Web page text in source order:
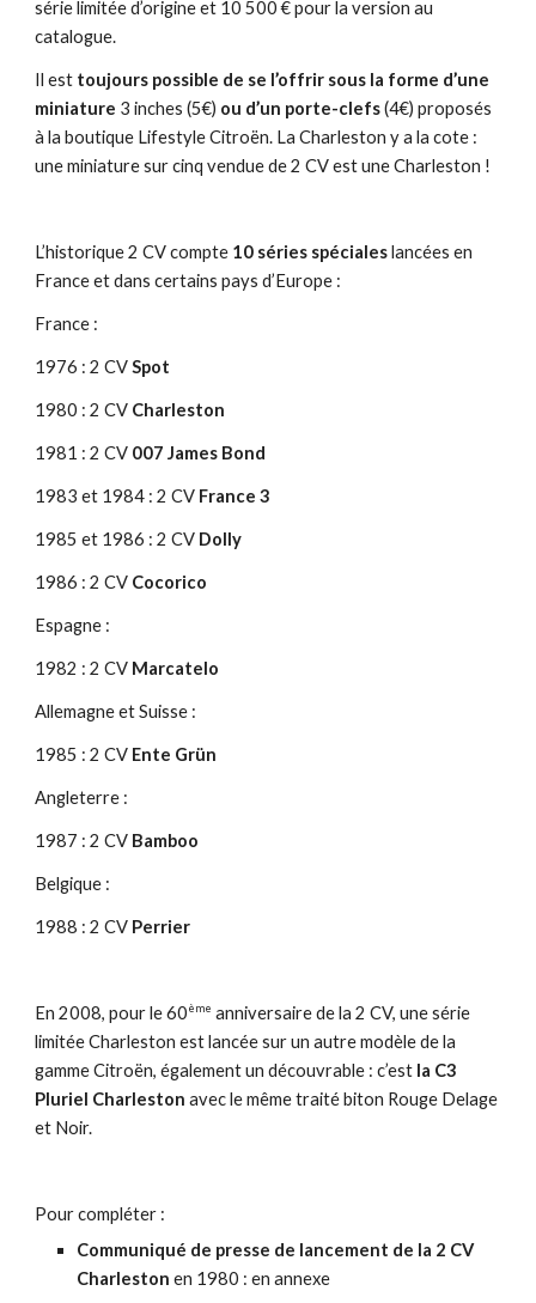
série limitée d’origine et 10 500 € pour la version au
catalogue.
Il est toujours possible de se l’offrir sous la forme d’une
miniature 3 inches (5€) ou d’un porte-clefs(4€) proposés
à la boutique Lifestyle Citroën. La Charleston y a la cote :
une miniature sur cinq vendue de 2 CV est une Charleston !
L’historique 2 CV compte 10 séries spécialeslancées en
France et dans certains pays d’Europe :
France :
1976 : 2 CVSpot
1980 : 2 CV Charleston
1981 : 2 CV 007 James Bond
1983 et 1984 : 2 CV France 3
1985 et 1986 : 2 CV Dolly
1986 : 2 CV Cocorico
Espagne :
1982 : 2 CV Marcatelo
Allemagne et Suisse :
1985 : 2 CV Ente Grün
Angleterre :
1987 : 2 CV Bamboo
Belgique :
1988 : 2 CV Perrier
En 2008, pour le 60ème anniversaire de la 2 CV, une série
limitée Charleston est lancée sur un autre modèle de la
gamme Citroën, également un découvrable : c’est la C3
Pluriel Charleston avec le même traité biton Rouge Delage
et Noir.
Pour compléter :
Communiqué de presse de lancement de la 2 CV
Charleston en 1980 : en annexe